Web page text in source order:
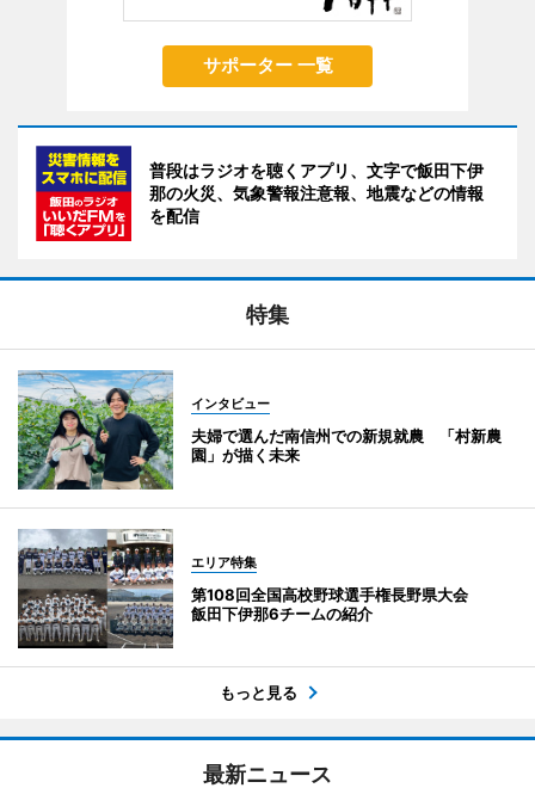
サポーター 一覧
普段はラジオを聴くアプリ、文字で飯田下伊
那の火災、気象警報注意報、地震などの情報
を配信
特集
インタビュー
夫婦で選んだ南信州での新規就農 「村新農
園」が描く未来
エリア特集
第108回全国高校野球選手権長野県大会
飯田下伊那6チームの紹介
もっと見る
最新ニュース